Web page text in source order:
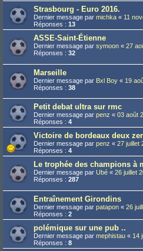
Strasbourg - Euro 2016.
Dernier message par michka « 11
Réponses : 13
ASSE-Saint-Étienne
Dernier message par symoon « 27
Réponses : 32
Marseille
Dernier message par Bxl Boy « 19
Réponses : 38
Petit debat ultra sur rmc
Dernier message par penz « 03 août
Réponses : 4
Victoire de bordeaux deux
Dernier message par penz « 27 juillet
Réponses : 4
Le trophée des champions à
Dernier message par Ubé « 26 juillet
Réponses : 287
Entraînement Girondins
Dernier message par patapon « 26
Réponses : 2
polémique sur une pub ..
Dernier message par mephistau « 14
Réponses : 8